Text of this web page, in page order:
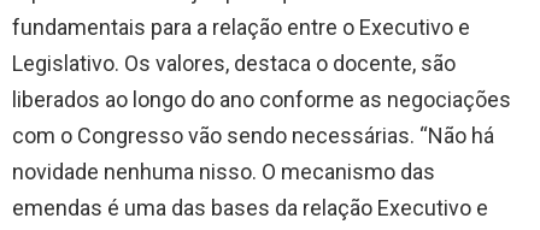
fundamentais para a relação entre o Executivo e
Legislativo. Os valores, destaca o docente, são
liberados ao longo do ano conforme as negociações
com o Congresso vão sendo necessárias. “Não há
novidade nenhuma nisso. O mecanismo das
emendas é uma das bases da relação Executivo e